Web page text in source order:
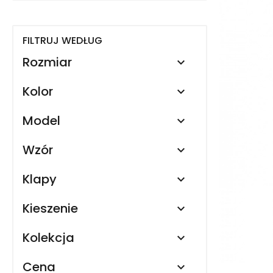
FILTRUJ WEDŁUG
Rozmiar 
Kolor 
Model 
Wzór 
Klapy 
Kieszenie 
Kolekcja 
Cena 